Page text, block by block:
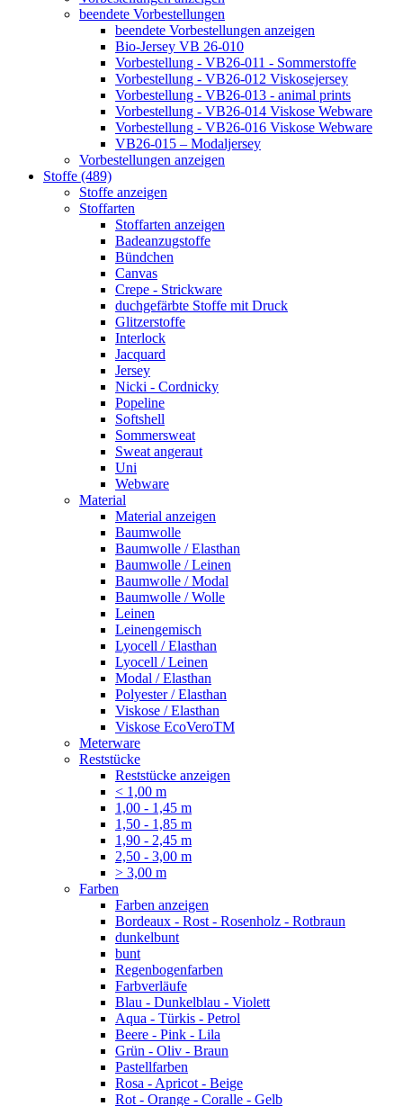
beendete Vorbestellungen
beendete Vorbestellungen anzeigen
Bio-Jersey VB 26-010
Vorbestellung - VB26-011 - Sommerstoffe
Vorbestellung - VB26-012 Viskosejersey
Vorbestellung - VB26-013 - animal prints
Vorbestellung - VB26-014 Viskose Webware
Vorbestellung - VB26-016 Viskose Webware
VB26-015 – Modaljersey
Vorbestellungen anzeigen
Stoffe (489)
Stoffe anzeigen
Stoffarten
Stoffarten anzeigen
Badeanzugstoffe
Bündchen
Canvas
Crepe - Strickware
duchgefärbte Stoffe mit Druck
Glitzerstoffe
Interlock
Jacquard
Jersey
Nicki - Cordnicky
Popeline
Softshell
Sommersweat
Sweat angeraut
Uni
Webware
Material
Material anzeigen
Baumwolle
Baumwolle / Elasthan
Baumwolle / Leinen
Baumwolle / Modal
Baumwolle / Wolle
Leinen
Leinengemisch
Lyocell / Elasthan
Lyocell / Leinen
Modal / Elasthan
Polyester / Elasthan
Viskose / Elasthan
Viskose EcoVeroTM
Meterware
Reststücke
Reststücke anzeigen
< 1,00 m
1,00 - 1,45 m
1,50 - 1,85 m
1,90 - 2,45 m
2,50 - 3,00 m
> 3,00 m
Farben
Farben anzeigen
Bordeaux - Rost - Rosenholz - Rotbraun
dunkelbunt
bunt
Regenbogenfarben
Farbverläufe
Blau - Dunkelblau - Violett
Aqua - Türkis - Petrol
Beere - Pink - Lila
Grün - Oliv - Braun
Pastellfarben
Rosa - Apricot - Beige
Rot - Orange - Coralle - Gelb